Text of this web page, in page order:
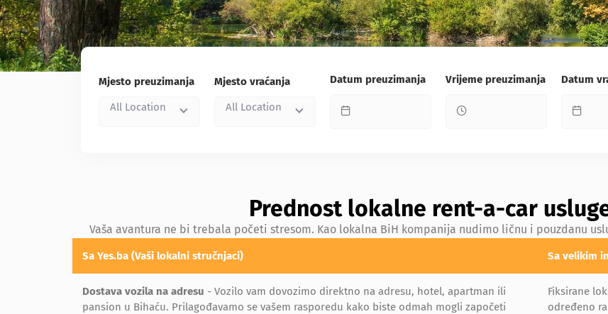
Mjesto preuzimanja
All Location
Mjesto vraćanja
All Location
Datum preuzimanja Vrijeme preuzimanja Datum
Prednost lokalne rent-a-car
Vaša avantura ne bi trebala početi stresom. Kao lokalna BiH kompanija nudimo ličnu i pouzdanu
Sa Yes.ba (Vaši lokalni stručnjaci) Sa velikim
Dostava vozila na adresu - Vozilo vam dovozimo direktno na adresu, hotel, apartman ili
pansion u Bihaću. Prilagođavamo se vašem rasporedu kako biste odmah mogli započeti
Fiksirane
određeno